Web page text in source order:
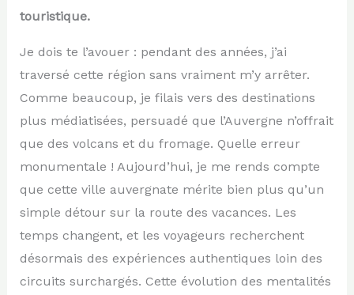
touristique.
Je dois te l’avouer : pendant des années, j’ai
traversé cette région sans vraiment m’y arrêter.
Comme beaucoup, je filais vers des destinations
plus médiatisées, persuadé que l’Auvergne n’offrait
que des volcans et du fromage. Quelle erreur
monumentale ! Aujourd’hui, je me rends compte
que cette ville auvergnate mérite bien plus qu’un
simple détour sur la route des vacances. Les
temps changent, et les voyageurs recherchent
désormais des expériences authentiques loin des
circuits surchargés. Cette évolution des mentalités